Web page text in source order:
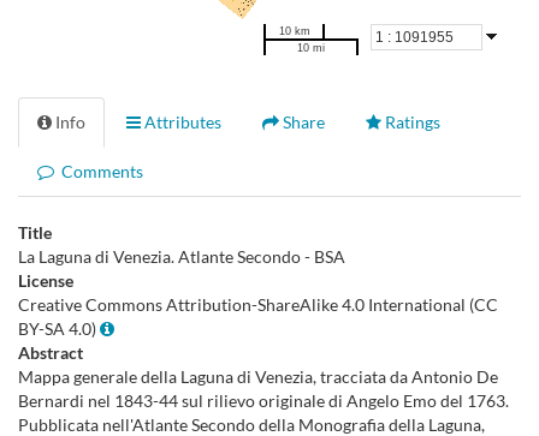
10 km
10 mi
Info Attributes Share Ratings
Comments
Title
La Laguna di Venezia. Atlante Secondo - BSA
License
Creative Commons Attribution-ShareAlike 4.0 International (CC
BY-SA 4.0)
Abstract
Mappa generale della Laguna di Venezia, tracciata da Antonio De
Bernardi nel 1843-44 sul rilievo originale di Angelo Emo del 1763.
Pubblicata nell'Atlante Secondo della Monografia della Laguna,